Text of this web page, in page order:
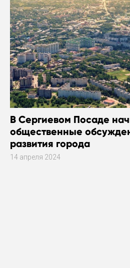
В Сергиевом Посаде
общественные
развития города
14 апреля 2024